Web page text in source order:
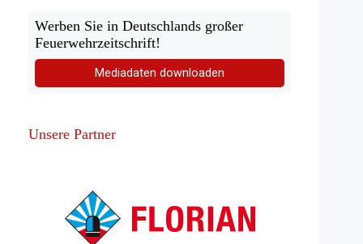
Werben Sie in Deutschlands großer
Feuerwehrzeitschrift!
Mediadaten downloaden
Unsere Partner